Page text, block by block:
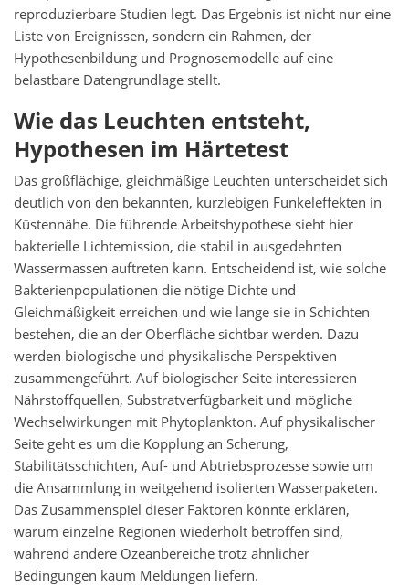
reproduzierbare Studien legt. Das Ergebnis ist nicht nur eine
Liste von Ereignissen, sondern ein Rahmen, der
Hypothesenbildung und Prognosemodelle auf eine
belastbare Datengrundlage stellt.
Wie das Leuchten entsteht,
Hypothesen im Härtetest
Das großflächige, gleichmäßige Leuchten unterscheidet sich
deutlich von den bekannten, kurzlebigen Funkeleffekten in
Küstennähe. Die führende Arbeitshypothese sieht hier
bakterielle Lichtemission, die stabil in ausgedehnten
Wassermassen auftreten kann. Entscheidend ist, wie solche
Bakterienpopulationen die nötige Dichte und
Gleichmäßigkeit erreichen und wie lange sie in Schichten
bestehen, die an der Oberfläche sichtbar werden. Dazu
werden biologische und physikalische Perspektiven
zusammengeführt. Auf biologischer Seite interessieren
Nährstoffquellen, Substratverfügbarkeit und mögliche
Wechselwirkungen mit Phytoplankton. Auf physikalischer
Seite geht es um die Kopplung an Scherung,
Stabilitätsschichten, Auf- und Abtriebsprozesse sowie um
die Ansammlung in weitgehend isolierten Wasserpaketen.
Das Zusammenspiel dieser Faktoren könnte erklären,
warum einzelne Regionen wiederholt betroffen sind,
während andere Ozeanbereiche trotz ähnlicher
Bedingungen kaum Meldungen liefern.